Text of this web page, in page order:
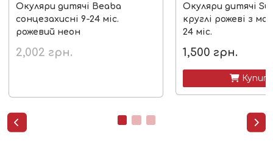
Окуляри дитячі Beaba
сонцезахисні 9-24 міс.
рожевий неон
2,002 грн.
Окуляри дитячі
круглі рожеві з
24 міс.
1,500 грн.

 